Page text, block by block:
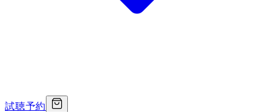
試聴予約